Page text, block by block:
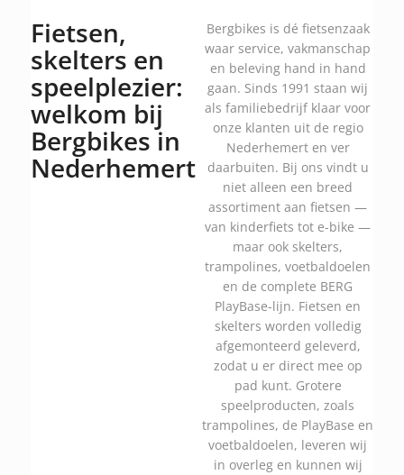
Fietsen,
skelters en
speelplezier:
welkom bij
Bergbikes in
Nederhemert
Bergbikes is dé fietsenzaak
waar service, vakmanschap
en beleving hand in hand
gaan. Sinds 1991 staan wij
als familiebedrijf klaar voor
onze klanten uit de regio
Nederhemert en ver
daarbuiten. Bij ons vindt u
niet alleen een breed
assortiment aan fietsen —
van kinderfiets tot e-bike —
maar ook skelters,
trampolines, voetbaldoelen
en de complete BERG
PlayBase-lijn. Fietsen en
skelters worden volledig
afgemonteerd geleverd,
zodat u er direct mee op
pad kunt. Grotere
speelproducten, zoals
trampolines, de PlayBase en
voetbaldoelen, leveren wij
in overleg en kunnen wij